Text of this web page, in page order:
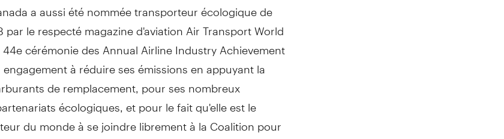
a aussi été nommée transporteur écologique de
par le respecté magazine d'aviation Air Transport World
cérémonie des Annual Airline Industry Achievement
à réduire ses émissions en appuyant la
de remplacement, pour ses nombreux
écologiques, et pour le fait qu'elle est le
du monde à se joindre librement à la Coalition pour